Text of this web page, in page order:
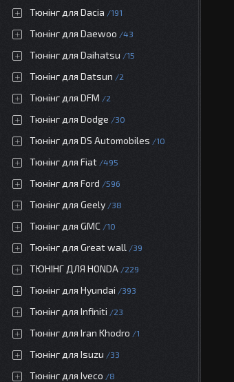
Тюнінг для Dacia 191
Тюнінг для Daewoo 43
Тюнінг для Daihatsu 15
Тюнінг для Datsun 2
Тюнінг для DFM 2
Тюнінг для Dodge 30
Тюнінг для DS Automobiles 10
Тюнінг для Fiat 495
Тюнінг для Ford 596
Тюнінг для Geely 38
Тюнінг для GMC 10
Тюнінг для Great wall 39
ТЮНІНГ ДЛЯ HONDA 229
Тюнінг для Hyundai 393
Тюнінг для Infiniti 23
Тюнінг для Iran Khodro 1
Тюнінг для Isuzu 33
Тюнінг для Iveco 8